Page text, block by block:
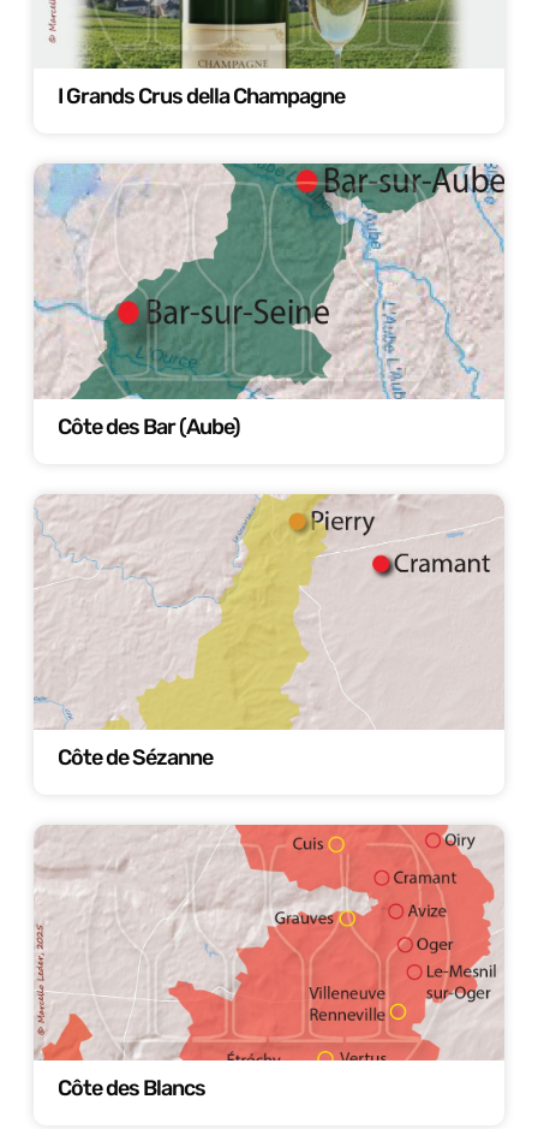
I Grands Crus della Champagne
Côte des Bar (Aube)
Côte de Sézanne
Côte des Blancs